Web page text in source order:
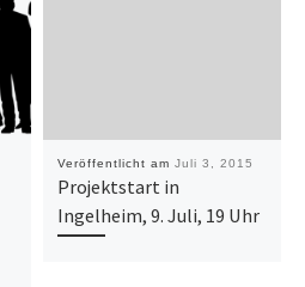
Veröffentlicht am Juli 3, 2015
Projektstart in
Ingelheim, 9. Juli, 19 Uhr